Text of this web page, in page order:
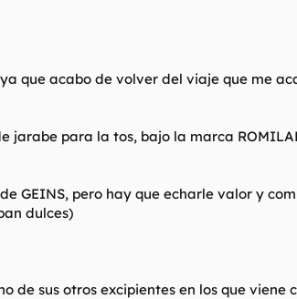
que acabo de volver del viaje que me
para la tos, bajo la marca
GEINS, pero hay que echarle valor y
dulces)
sus otros excipientes en los que viene